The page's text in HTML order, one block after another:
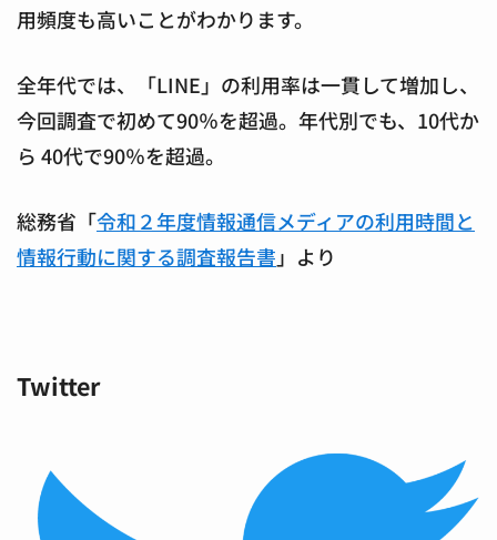
用頻度も高いことがわかります。
全年代では、「LINE」の利用率は一貫して増加し、
今回調査で初めて90％を超過。年代別でも、10代か
ら 40代で90％を超過。
総務省「令和２年度情報通信メディアの利用時間と
情報行動に関する調査報告書」より
Twitter